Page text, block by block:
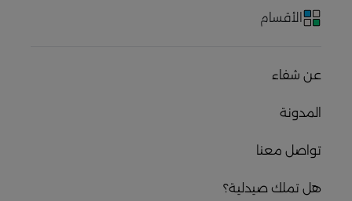
الأقسام
عن شفاء
المدونة
تواصل معنا
هل تملك صيدلية؟